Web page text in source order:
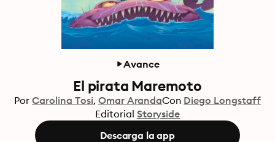
Avance
El pirata Maremoto
Por Carolina Tosi Omar ArandaCon Diego Longstaff
Editorial Storyside
Descarga la app